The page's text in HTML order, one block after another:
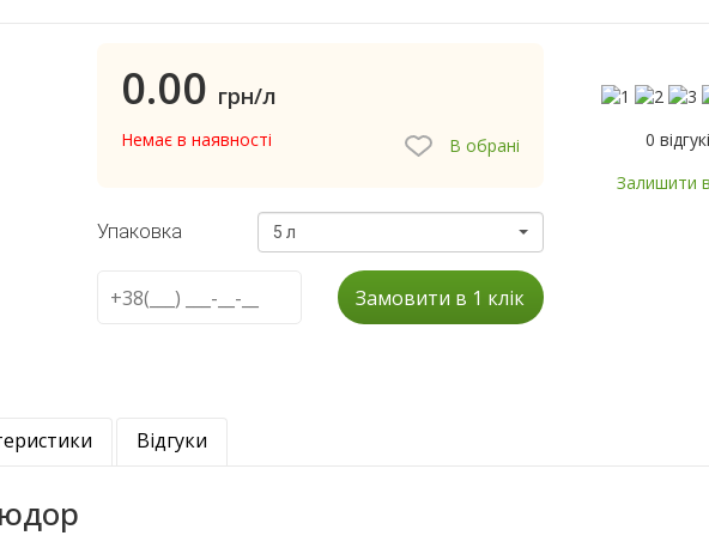
0.00 грн/л
Немає в наявності В обрані
Упаковка 5 л
0
Залишити
Замовити в 1 клік
Відгуки